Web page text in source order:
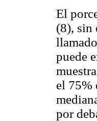
El
(8), sin
puede
el 75%
por